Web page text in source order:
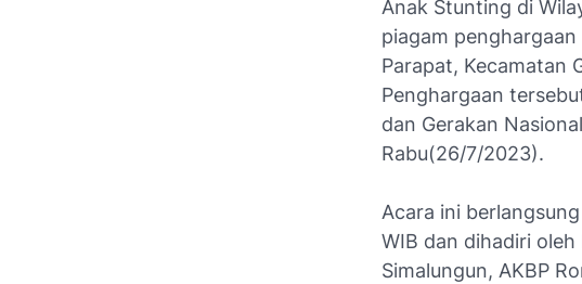
Anak Stunting di
piagam
Parapat, Kecamatan
Penghargaan
dan Gerakan
Rabu(26/7/2023).
Acara ini
WIB dan dihadiri
Simalungun, AKBP